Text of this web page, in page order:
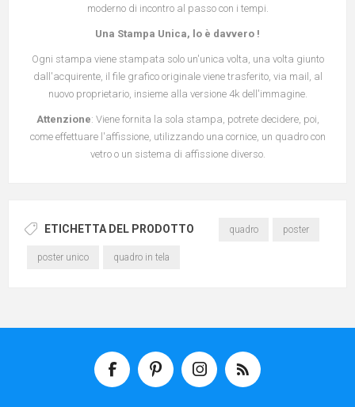
moderno di incontro al passo con i tempi.
Una Stampa Unica, lo è davvero !
Ogni stampa viene stampata solo un'unica volta, una volta giunto
dall'acquirente, il file grafico originale viene trasferito, via mail, al
nuovo proprietario, insieme alla versione 4k dell'immagine.
Attenzione: Viene fornita la sola stampa, potrete decidere, poi,
come effettuare l'affissione, utilizzando una cornice, un quadro con
vetro o un sistema di affissione diverso.
ETICHETTA DEL PRODOTTO quadro poster
poster unico quadro in tela